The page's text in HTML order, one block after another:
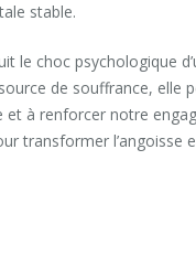
stable.
le choc psychologique
de souffrance, elle
et à renforcer notre
transformer l’angoisse